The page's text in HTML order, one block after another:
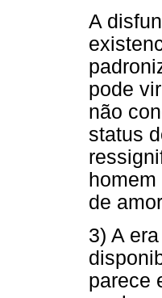
A
pode
não
status
de
3) A
parece